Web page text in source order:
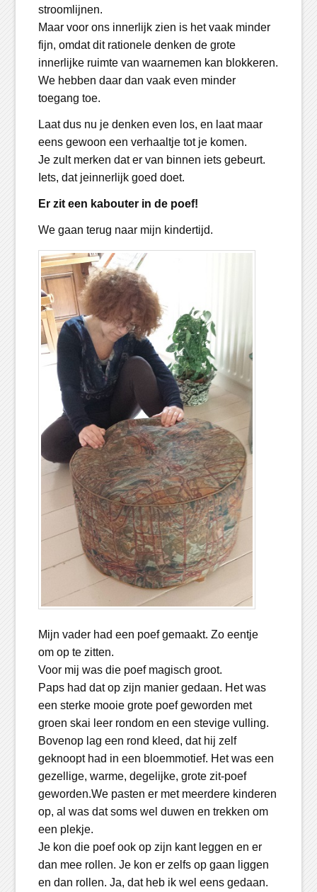
stroomlijnen.
Maar voor ons innerlijk zien is het vaak minder
fijn, omdat dit rationele denken de grote
innerlijke ruimte van waarnemen kan blokkeren.
We hebben daar dan vaak even minder
toegang toe.
Laat dus nu je denken even los, en laat maar
eens gewoon een verhaaltje tot je komen.
Je zult merken dat er van binnen iets gebeurt.
Iets, dat jeinnerlijk goed doet.
Er zit een kabouter in de poef!
We gaan terug naar mijn kindertijd.
Mijn vader had een poef gemaakt. Zo eentje
om op te zitten.
Voor mij was die poef magisch groot.
Paps had dat op zijn manier gedaan. Het was
een sterke mooie grote poef geworden met
groen skai leer rondom en een stevige vulling.
Bovenop lag een rond kleed, dat hij zelf
geknoopt had in een bloemmotief. Het was een
gezellige, warme, degelijke, grote zit-poef
geworden.We pasten er met meerdere kinderen
op, al was dat soms wel duwen en trekken om
een plekje.
Je kon die poef ook op zijn kant leggen en er
dan mee rollen. Je kon er zelfs op gaan liggen
en dan rollen. Ja, dat heb ik wel eens gedaan.